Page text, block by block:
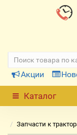
Акции
Каталог
Запчасти к